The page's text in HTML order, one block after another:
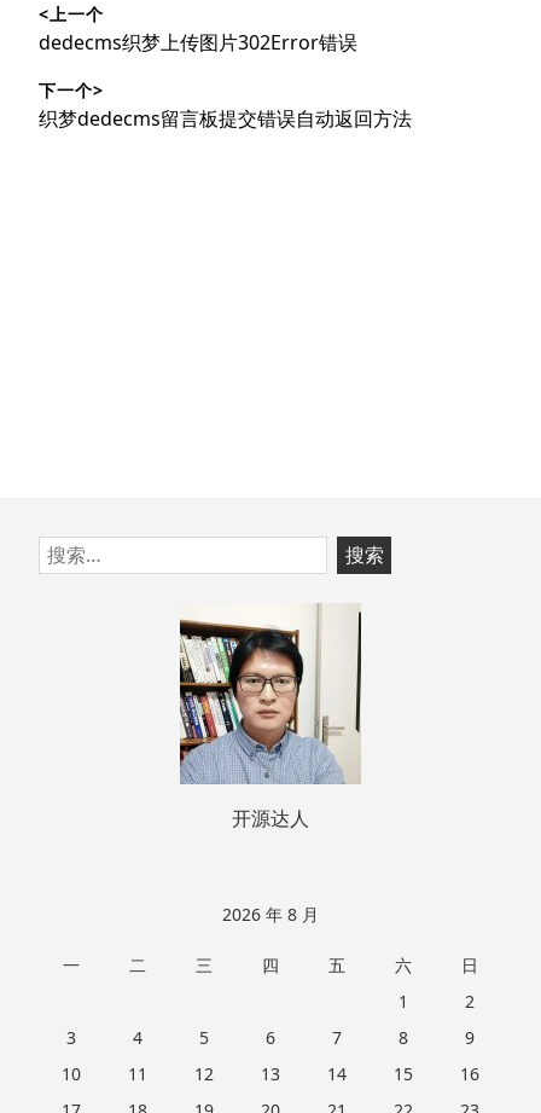
章
导
航
<上一个
上
文
章：
dedecms织梦上传图片302Error错误
下一个>
下
织梦dedecms留言板提交错误自动返回方法
跳
至
搜
索：
开源达人
2026 年 8 月
一 二 三 四 五 六
日
1
2
3
4 5 6 7 8
9
10
11 12 13 14 15
16